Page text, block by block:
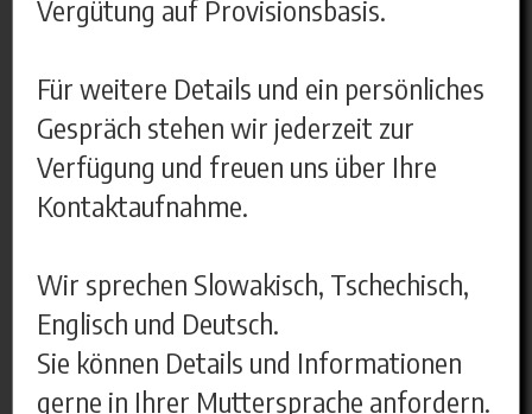
Vergütung auf Provisionsbasis.
Für weitere Details und ein persönliches
Gespräch stehen wir jederzeit zur
Verfügung und freuen uns über Ihre
Kontaktaufnahme.
Wir sprechen Slowakisch, Tschechisch,
Englisch und Deutsch.
Sie können Details und Informationen
gerne in Ihrer Muttersprache anfordern.